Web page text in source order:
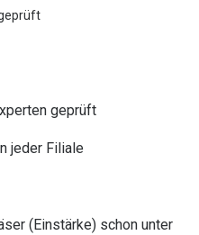
geprüft
jeder Filiale
(Einstärke) schon unter